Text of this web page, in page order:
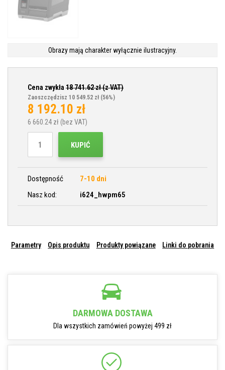
Obrazy mają charakter wyłącznie ilustracyjny.
Cena zwykła 18 741.62zł (z VAT)
Zaoszczędzisz 10 549.52 zł (56%)
8 192.10 zł
6 660.24 zł (bez VAT)
KUPIĆ
Dostępność
7-10 dni
Nasz kod:
i624_hwpm65
Parametry Opis produktu Produkty powiązane Linki do pobrania
DARMOWA DOSTAWA
Dla wszystkich zamówień powyżej 499 zł